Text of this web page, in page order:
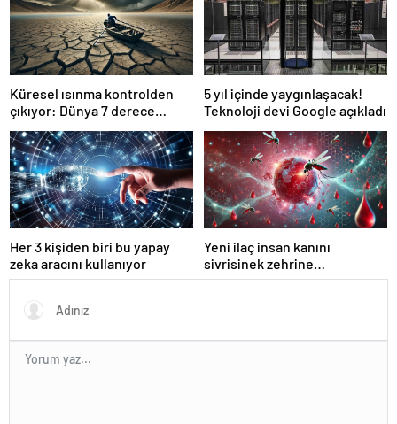
Küresel ısınma kontrolden
çıkıyor: Dünya 7 derece
5 yıl içinde yaygınlaşacak!
Teknoloji devi Google açıkladı
Her 3 kişiden biri bu yapay
zeka aracını kullanıyor
Yeni ilaç insan kanını
sivrisinek zehrine
dönüştürüyor!